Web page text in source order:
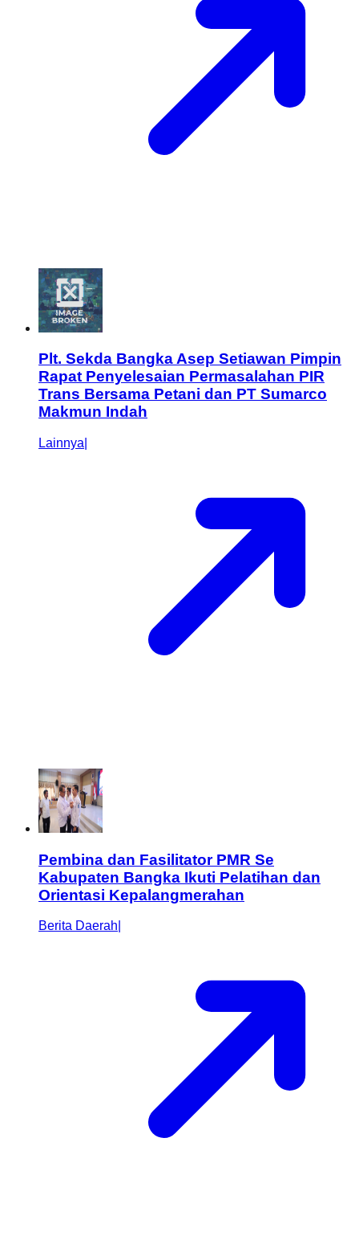
Plt. Sekda Bangka Asep Setiawan Pimpin
Rapat Penyelesaian Permasalahan PIR
Trans Bersama Petani dan PT Sumarco
Makmun Indah
Lainnya
Pembina dan Fasilitator PMR Se
Kabupaten Bangka Ikuti Pelatihan dan
Orientasi Kepalangmerahan
Berita Daerah